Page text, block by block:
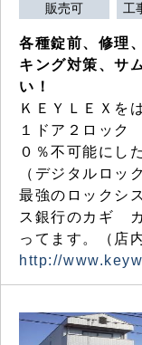
販売可 工
各種錠前、修理
キング対策、サ
い！
ＫＥＹＬＥＸを
１ドア２ロック
０％不可能にし
（デジタルロッ
最強のロックシ
ス銀行のカギ
ってます。（店
http://